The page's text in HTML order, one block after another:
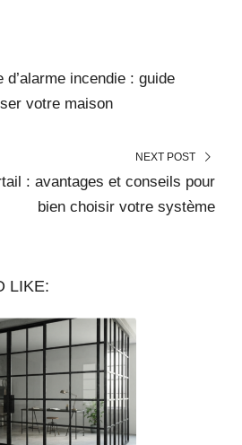
incendie : guide
votre maison
NEXT POST
: avantages et conseils pour
bien choisir votre système
LIKE: